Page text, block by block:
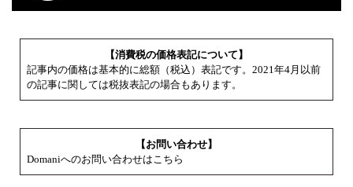
【消費税の価格表記について】
記事内の価格は基本的に総額（税込）表記です。2021年4月以前
の記事に関しては税抜表記の場合もあります。
【お問い合わせ】
Domaniへのお問い合わせはこちら